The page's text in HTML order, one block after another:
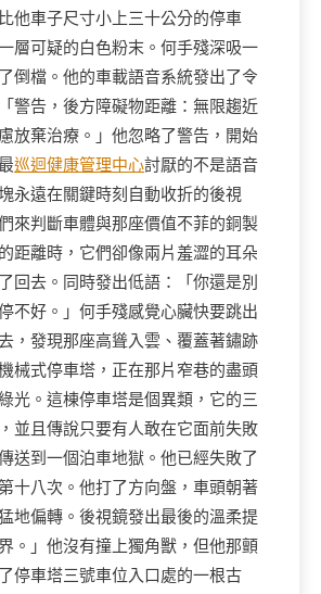
他車子尺寸小上三十公分的停車
層可疑的白色粉末。何手殘深吸一
倒檔。他的車載語音系統發出了令
警告，後方障礙物距離：無限趨近
放棄治療。」他忽略了警告，開始
巡迴健康管理中心討厭的不是語音
永遠在關鍵時刻自動收折的後視
來判斷車體與那座價值不菲的銅製
距離時，它們卻像兩片羞澀的耳朵
回去。同時發出低語：「你還是別
不好。」何手殘感覺心臟快要跳出
，發現那座高聳入雲、覆蓋著鏽跡
械式停車塔，正在那片窄巷的盡頭
光。這棟停車塔是個異類，它的三
並且傳說只要有人敢在它面前失敗
送到一個泊車地獄。他已經失敗了
十八次。他打了方向盤，車頭朝著
地偏轉。後視鏡發出最後的溫柔提
。」他沒有撞上獨角獸，但他那顫
停車塔三號車位入口處的一根古